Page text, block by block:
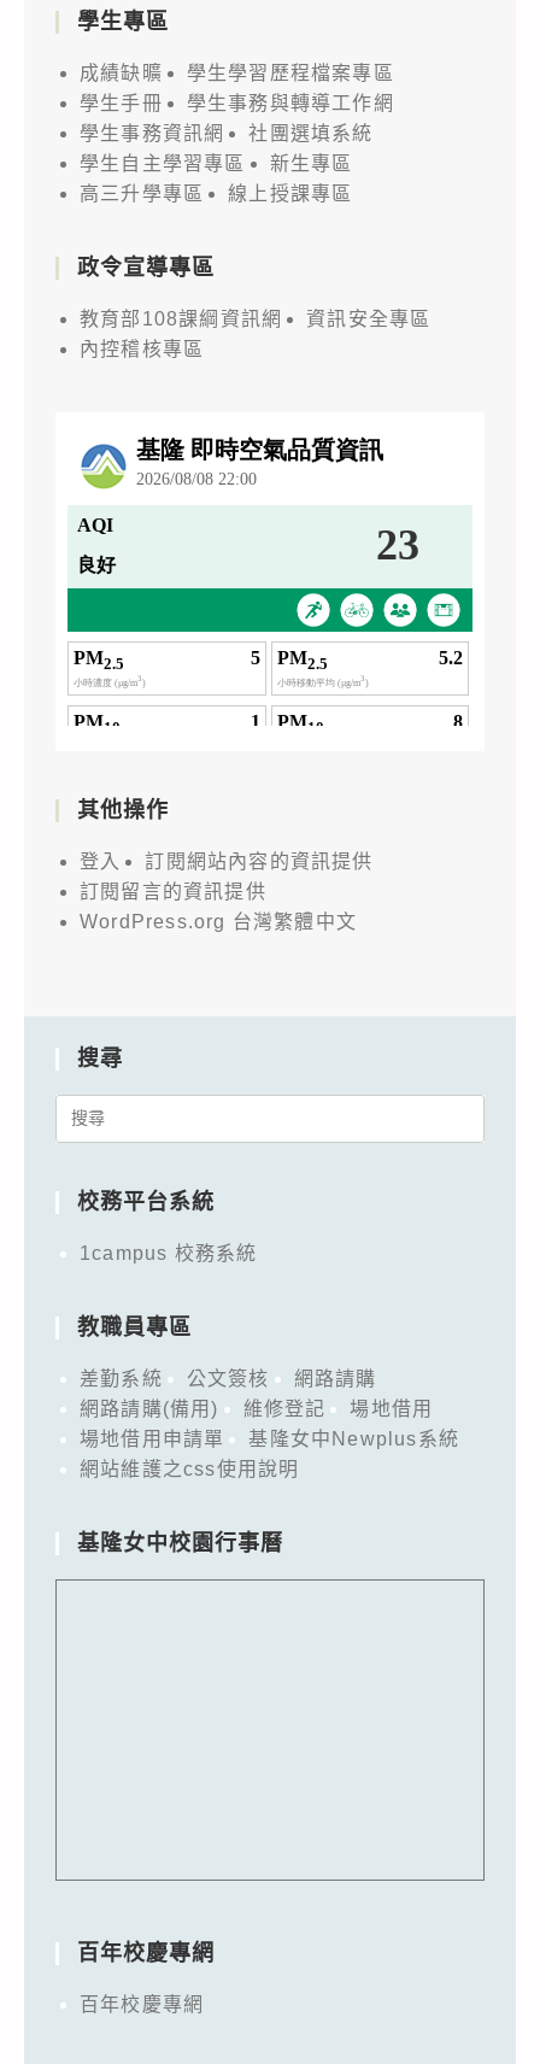
學生專區
成績缺曠
學生學習歷程檔案專區
學生手冊
學生事務與轉導工作網
學生事務資訊網
社團選填系統
學生自主學習專區
新生專區
高三升學專區
線上授課專區
政令宣導專區
教育部108課綱資訊網
資訊安全專區
內控稽核專區
其他操作
登入
訂閱網站內容的資訊提供
訂閱留言的資訊提供
WordPress.org 台灣繁體中文
搜尋
Search
校務平台系統
1campus 校務系統
教職員專區
差勤系統 公文簽核
網路請購
網路請購(備用)
維修登記
場地借用
場地借用申請單
基隆女中Newplus系統
網站維護之css使用說明
基隆女中校園行事曆
百年校慶專網
百年校慶專網